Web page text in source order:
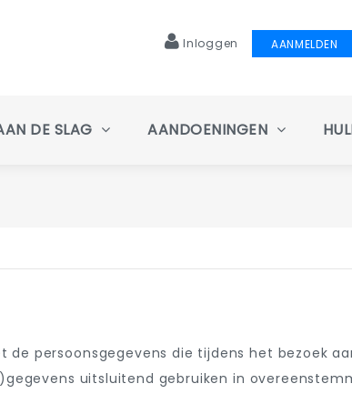
Inloggen AANMELDEN
DE SLAG AANDOENINGEN
persoonsgegevens die tijdens het bezoek
uitsluitend gebruiken in